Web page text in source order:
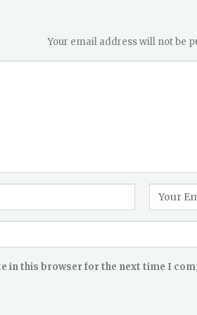
Your email address will not be
in this browser for the next time I